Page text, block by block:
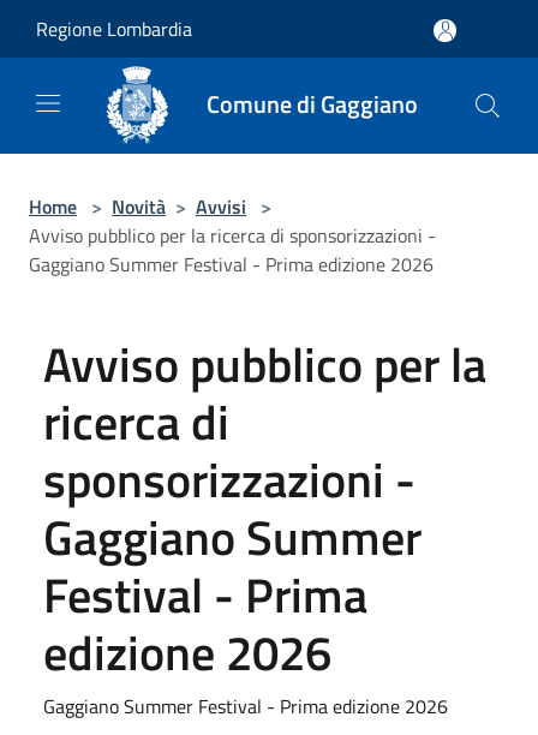
Regione Lombardia
Comune di Gaggiano
Home > Novità > Avvisi >
Avviso pubblico per la ricerca di sponsorizzazioni -
Gaggiano Summer Festival - Prima edizione 2026
Avviso pubblico per la
ricerca di
sponsorizzazioni -
Gaggiano Summer
Festival - Prima
edizione 2026
Gaggiano Summer Festival - Prima edizione 2026